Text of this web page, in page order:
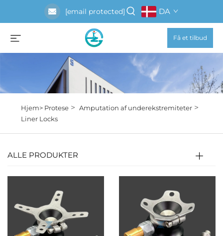
[email protected] DA
Få et tilbud
Hjem> Protese> Amputation af underekstremiteter>
Liner Locks
ALLE PRODUKTER